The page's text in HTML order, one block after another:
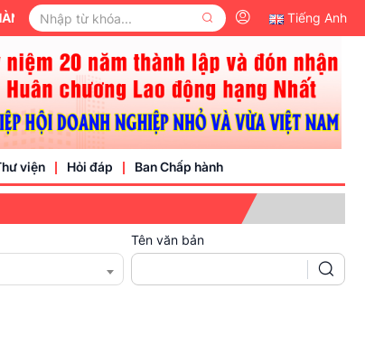
CỦA ỦY BAN TRUNG ƯƠNG MẶT TRẬN TỔ QUỐC VIỆT
Tiếng Anh
viện Hỏi đáp Ban Chấp hành
Tên văn bản